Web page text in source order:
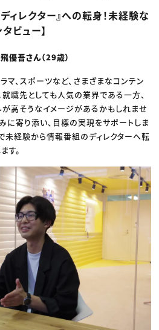
ー
のお知らせ
ナル×つながる×メディア
ィレクター』への転身！未経験な
ビュー】
吾さん（29歳）
マ、スポーツなど、さまざまなコンテン
職先としても人気の業界である一方、
高そうなイメージがあるかもしれませ
に寄り添い、目標の実現をサポートしま
未経験から情報番組のディレクターへ転
す。